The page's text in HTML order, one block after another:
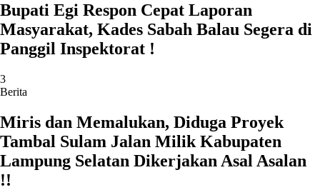
Bupati Egi Respon Cepat Laporan
Masyarakat, Kades Sabah Balau Segera di
Panggil Inspektorat !
3
Berita
Miris dan Memalukan, Diduga Proyek
Tambal Sulam Jalan Milik Kabupaten
Lampung Selatan Dikerjakan Asal Asalan
!!